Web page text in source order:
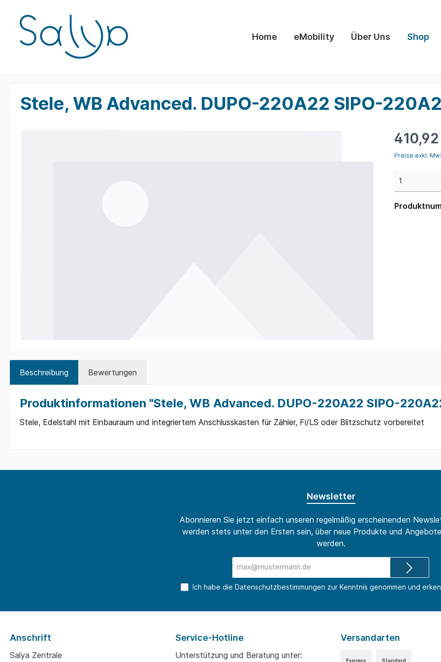
Home eMobility Über Uns Shop
Zur Kategorie Shop
Stele, WB Advanced. DUPO-220A22 SIPO-
Preise exkl.
Beschreibung Bewertungen
Produktinformationen "Stele, WB Advanced. DUPO-220A22 SIPO-
Stele, Edelstahl mit Einbauraum und integriertem Anschlusskasten für Zähler, Fi/LS oder Blitzschutz vorbereitet
Newsletter
Abonnieren Sie jetzt einfach unseren regelmäßig erscheinenden
werden stets unter den Ersten sein, über neue Produkte und
werden.
Adresse*
Ich habe die Datenschutzbestimmungen zur Kenntnis genommen und
Anschrift
Salya Zentrale
Service-Hotline
Unterstützung und Beratung unter:
Versandarten
Express Standard